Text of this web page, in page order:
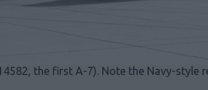
the first A-7). Note the Navy-style